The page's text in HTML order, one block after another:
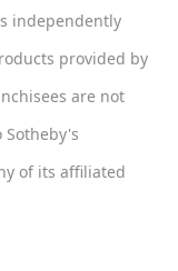
independently
provided by
are not
of its affiliated